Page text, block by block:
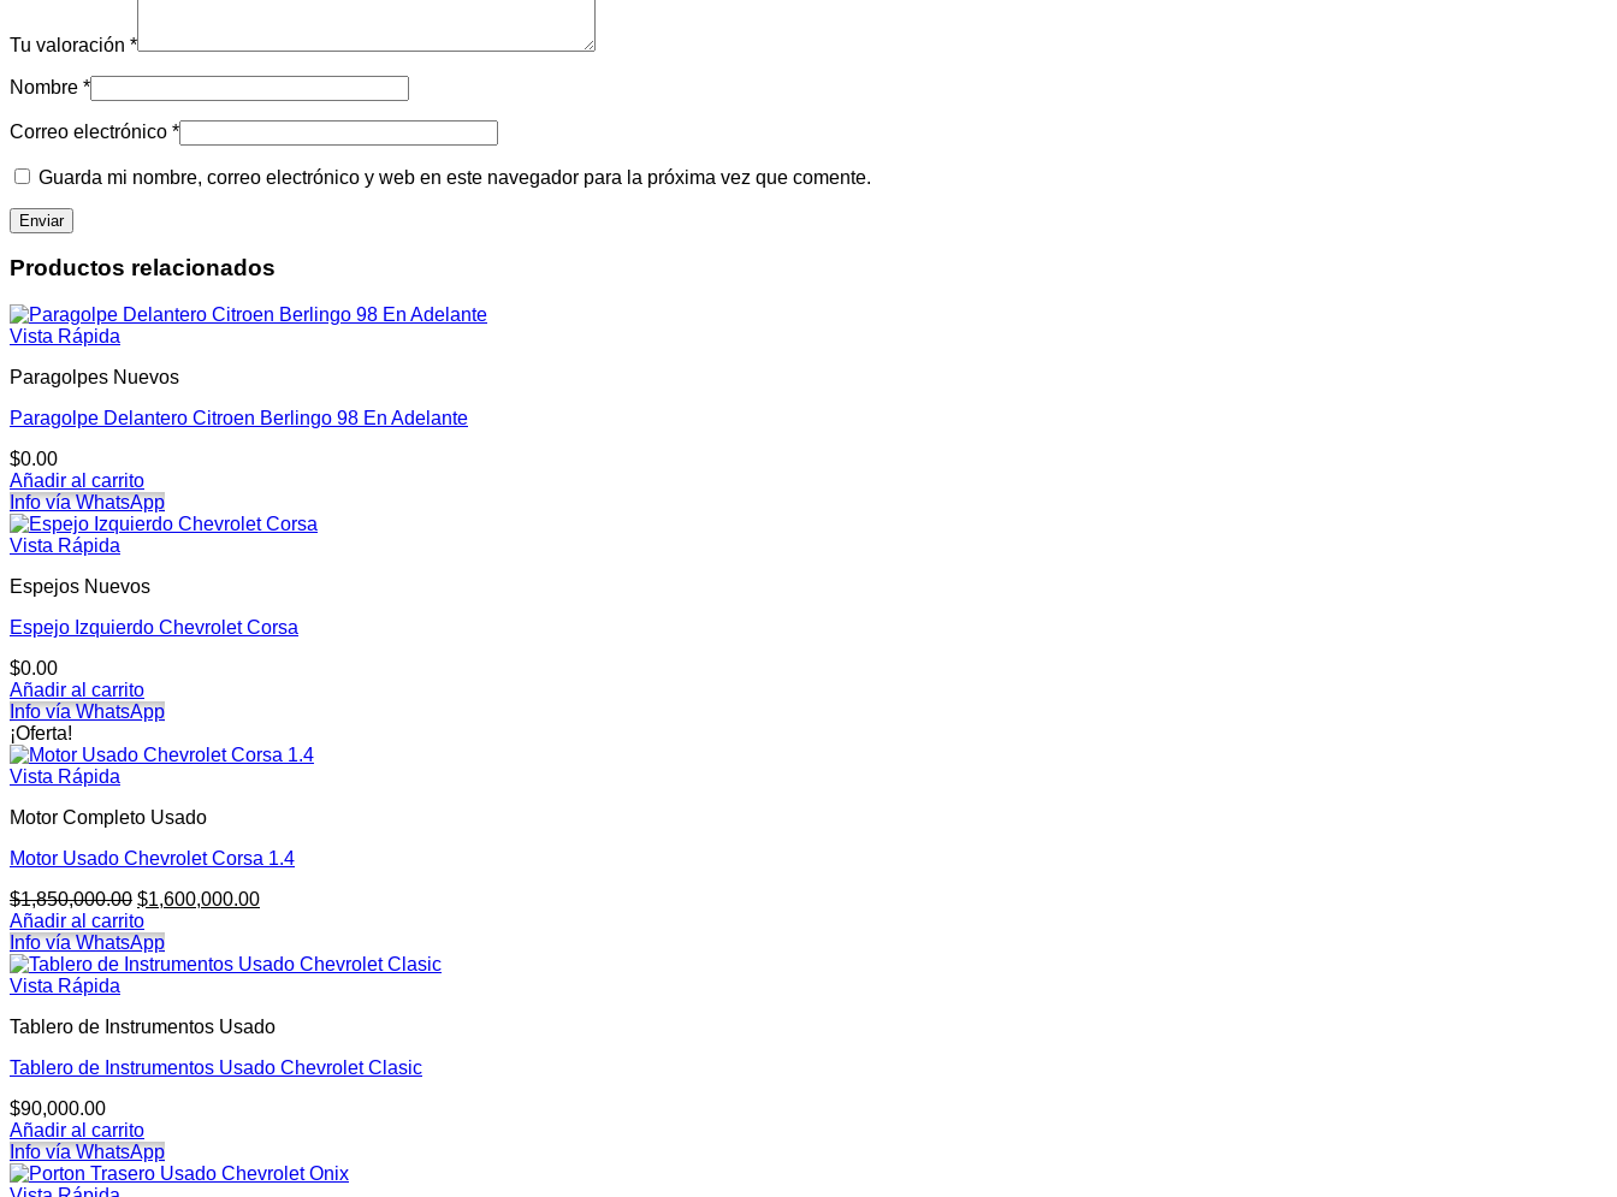
Tu valoración *
Nombre *
Correo electrónico *
Guarda mi nombre, correo electrónico y web en este navegador para la próxima vez que comente.
Productos relacionados
Vista Rápida
Paragolpes Nuevos
Paragolpe Delantero Citroen Berlingo 98 En Adelante
$0.00
Añadir al carrito
Info vía WhatsApp
Vista Rápida
Espejos Nuevos
Espejo Izquierdo Chevrolet Corsa
$0.00
Añadir al carrito
Info vía WhatsApp
¡Oferta!
Vista Rápida
Motor Completo Usado
Motor Usado Chevrolet Corsa 1.4
$1,850,000.00 El
precio
original
era:
$1,600,000.00El
es:
Añadir al carrito
Info vía WhatsApp
Vista Rápida
Tablero de Instrumentos Usado
Tablero de Instrumentos Usado Chevrolet Clasic
$90,000.00
Añadir al carrito
Info vía WhatsApp